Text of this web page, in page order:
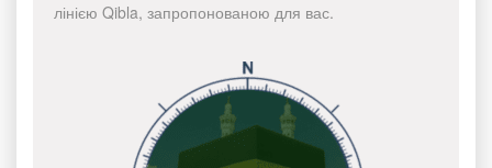
лінією Qibla, запропонованою для вас.